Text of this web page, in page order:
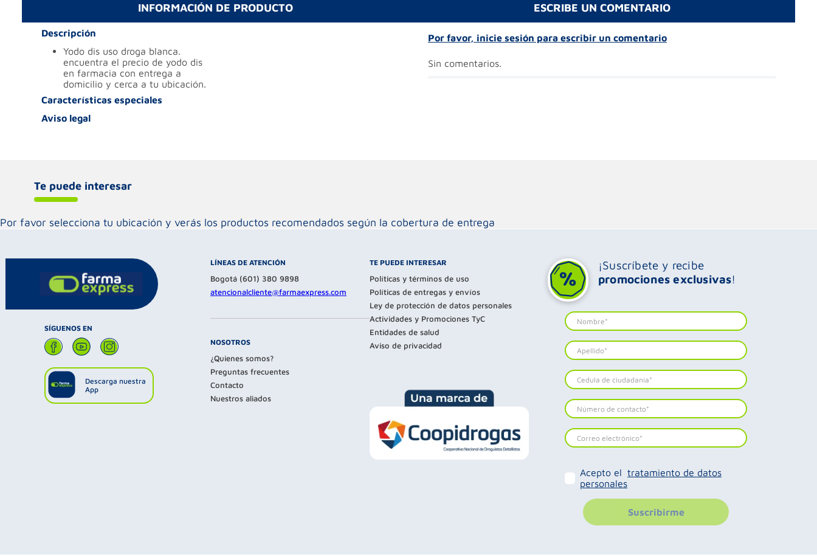
INFORMACIÓN DE PRODUCTO
Descripción
yodo dis uso droga blanca.
encuentra el precio de yodo dis
en farmacia con entrega a
domicilio y cerca a tu ubicación.
Características especiales
Aviso legal
ESCRIBE UN COMENTARIO
Por favor, inicie sesión para escribir un comentario
Sin comentarios.
Te puede interesar
Por favor selecciona tu ubicación y verás los productos recomendados según la cobertura de entrega
SÍGUENOS EN
Descarga nuestra
App
LÍNEAS DE ATENCIÓN
Bogotá (601) 380 9898
atencionalcliente@farmaexpress.com
NOSOTROS
¿Quienes somos?
Preguntas frecuentes
Contacto
Nuestros aliados
TE PUEDE INTERESAR
Políticas y términos de uso
Políticas de entregas y envíos
Ley de protección de datos personales
Actividades y Promociones TyC
Entidades de salud
Aviso de privacidad
¡Suscríbete y recibe
promociones exclusivas!
Acepto el tratamiento de datos
personales
Suscribirme